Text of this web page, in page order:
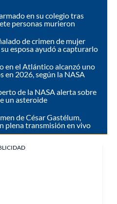
en su colegio tras
personas murieron
de crimen de mujer
esposa ayudó a capturarlo
en el Atlántico alcanzó uno
en 2026, según la NASA
de la NASA alerta sobre
un asteroide
de César Gastélum,
plena transmisión en vivo